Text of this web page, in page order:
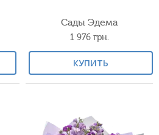
Сады Эдема
1 976 грн.
КУПИТЬ